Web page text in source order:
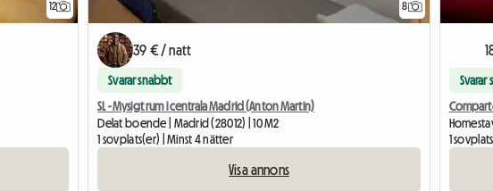
12 8
39 € / natt
Svarar snabbt
SL - Mysigt rum i centrala Madrid (Anton Martin)
Delat boende | Madrid (28012) | 10 M2
1 sovplats(er) | Minst 4 nätter
Visa annons
Svarar
1